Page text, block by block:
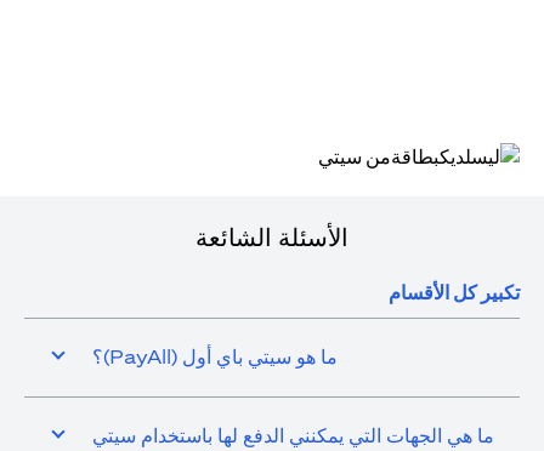
الأسئلة الشائعة
تكبير كل الأقسام
ما هو سيتي باي أول (PayAll)؟
ما هي الجهات التي يمكنني الدفع لها باستخدام سيتي